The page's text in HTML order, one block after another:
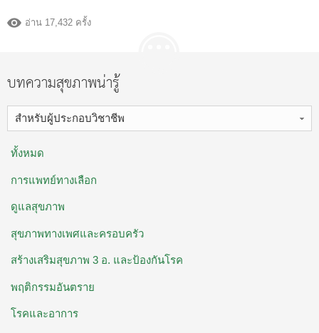
อ่าน 17,432 ครั้ง
บทความสุขภาพน่ารู้
สำหรับผู้ประกอบวิชาชีพ
ทั้งหมด
การแพทย์ทางเลือก
ดูแลสุขภาพ
สุขภาพทางเพศและครอบครัว
สร้างเสริมสุขภาพ 3 อ. ​และป้องกันโรค
พฤติกรรมอันตราย
โรคและอาการ